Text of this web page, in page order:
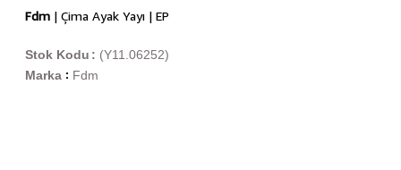
Fdm| Çima Ayak Yayı | EP
(Y11.06252)
Stok Kodu
Marka : Fdm